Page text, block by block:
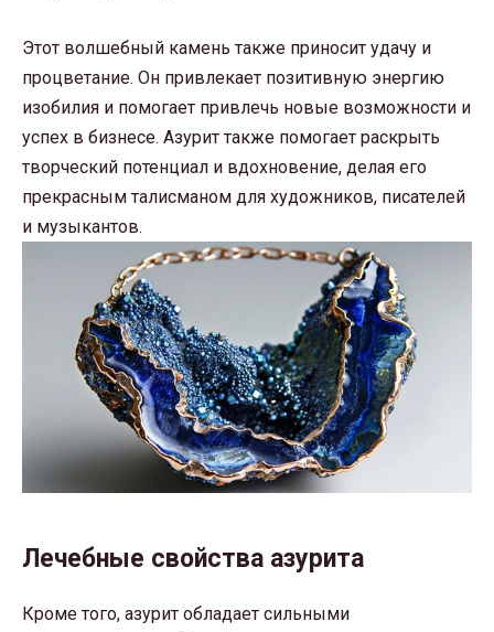
Этот волшебный камень также приносит удачу и
процветание. Он привлекает позитивную энергию
изобилия и помогает привлечь новые возможности и
успех в бизнесе. Азурит также помогает раскрыть
творческий потенциал и вдохновение, делая его
прекрасным талисманом для художников, писателей
и музыкантов.
Лечебные свойства азурита
Кроме того, азурит обладает сильными